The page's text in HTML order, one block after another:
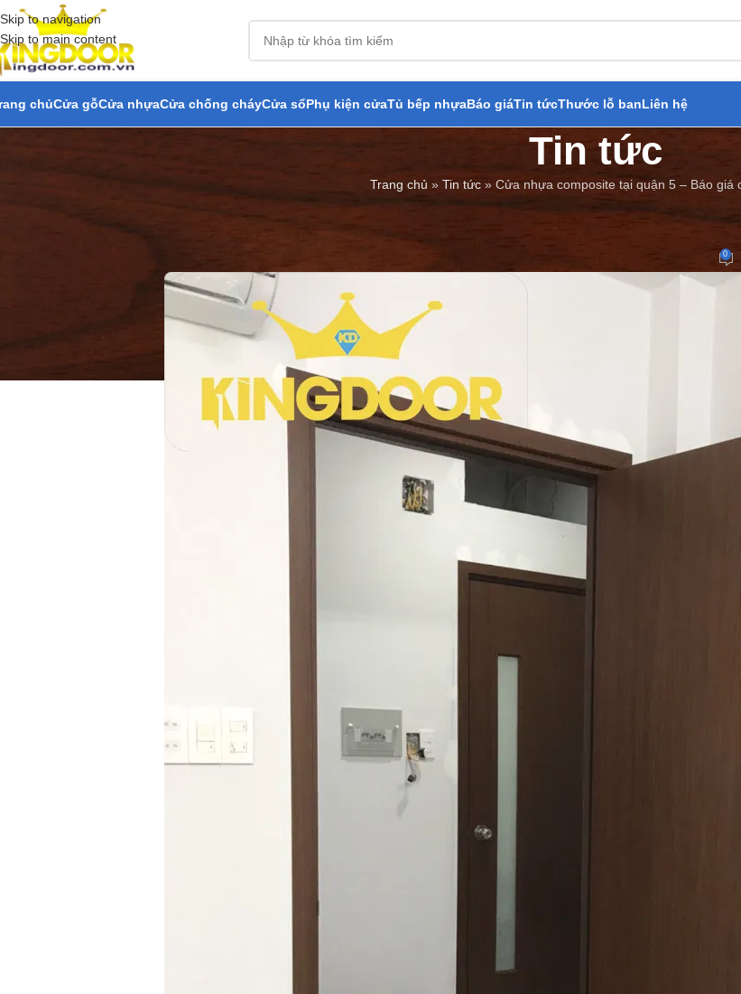
Skip to navigation
Skip to main content
chủCửa gỗCửa nhựaCửa chống cháyCửa sổPhụ kiện cửaTủ bếp nhựaBáo giáTin tứcThước lỗ banLiên hệ
Tin tức
Trang chủ » Tin tức » Cửa nhựa composite tại quận 5 – Báo giá
Cửa nhựa composite tại quận 5 – Báo
0